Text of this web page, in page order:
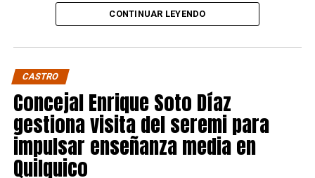
Baltazar Elgueta, candidato del Partido Socialista
segundo lugar con un 41% de apoyo, mientras que
Jaime Guerrero, candidato independiente por el
Partido socialcristiano, se sitúa en un distante 9%.
Estos resultados confirman, de algún modo, pese a que
no sean concluyentes, la fuerte presencia de Vera en la
política local, donde ha ejercido un liderazgo
significativo, respaldando su figura en otras de
CONTINUAR LEYENDO
CASTRO
Concejal Enrique Soto Díaz
gestiona visita del seremi para
impulsar enseñanza media en
Quilquico